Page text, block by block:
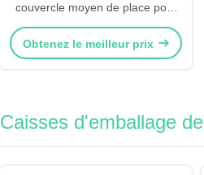
couvercle moyen de place pour
la crème de visage de magasin
Obtenez le meilleur prix
Caisses d'emballage